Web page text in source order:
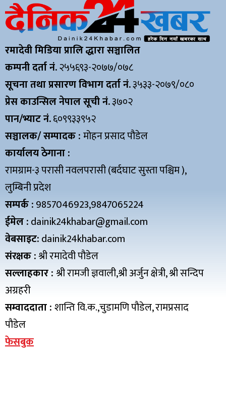
रमादेवी मिडिया प्रालि द्धारा सञ्चालित
कम्पनी दर्ता नं.२५५६९३-२०७७/०७८
सूचना तथा प्रसारण विभाग दर्ता नं.३५३३-२०७९/०८०
प्रेस काउन्सिल नेपाल सूची नं.३७०२
पान/भ्याट नं.६०९९३३९५२
सञ्चालक/ सम्पादक :मोहन प्रसाद पौडेल
कार्यालय ठेगाना :
रामग्राम-३ परासी नवलपरासी (बर्दघाट सुस्ता पश्चिम ),
लुम्बिनी प्रदेश
सम्पर्क :9857046923,9847065224
ईमेल :dainik24khabar@gmail.com
वेबसाइट:dainik24khabar.com
संरक्षक :श्री रमादेवी पौडेल
सल्लाहकार :श्री रामजी ज्ञवाली,श्री अर्जुन क्षेत्री, श्री सन्दिप
अग्रहरी
सम्वाददाता :शान्ति वि.क.,चुडामणि पौडेल, रामप्रसाद
पौडेल
फेसबुक